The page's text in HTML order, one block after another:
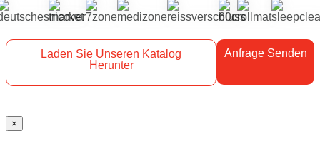
Laden Sie Unseren Katalog
Herunter
Anfrage Senden
×